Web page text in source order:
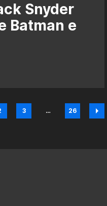
Snyder
Batman e
Página Página
3
…
Página
26